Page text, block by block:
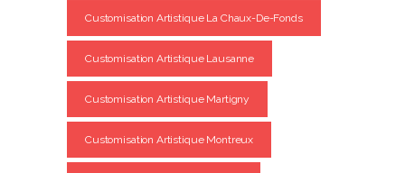
Customisation Artistique La Chaux-De-Fonds
Customisation Artistique Lausanne
Customisation Artistique Martigny
Customisation Artistique Montreux